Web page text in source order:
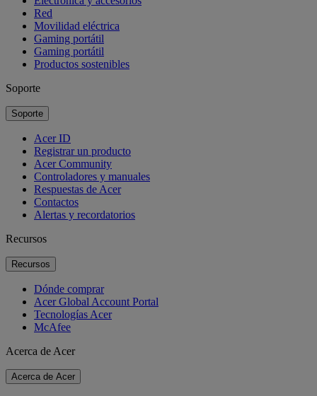
Red
Movilidad eléctrica
Gaming portátil
Gaming portátil
Productos sostenibles
Soporte
Soporte
Acer ID
Registrar un producto
Acer Community
Controladores y manuales
Respuestas de Acer
Contactos
Alertas y recordatorios
Recursos
Recursos
Dónde comprar
Acer Global Account Portal
Tecnologías Acer
McAfee
Acerca de Acer
Acerca de Acer